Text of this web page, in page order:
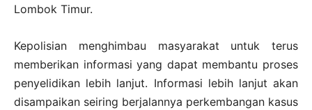
Lombok Timur.
Kepolisian menghimbau masyarakat untuk terus
memberikan informasi yang dapat membantu proses
penyelidikan lebih lanjut. Informasi lebih lanjut akan
disampaikan seiring berjalannya perkembangan kasus